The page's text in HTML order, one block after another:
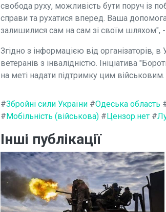
свобода руху, можливість бути поруч із
справи та рухатися вперед. Ваша
залишилися сам на сам зі своїм шляхом", -
Згідно з інформацією від організаторів, в
ветеранів з інвалідністю. Ініціатива
на меті надати підтримку цим військовим.
#Збройні сили України #Одеська область
#Мобільність (військова) #Цензор.нет #
Інші публікації